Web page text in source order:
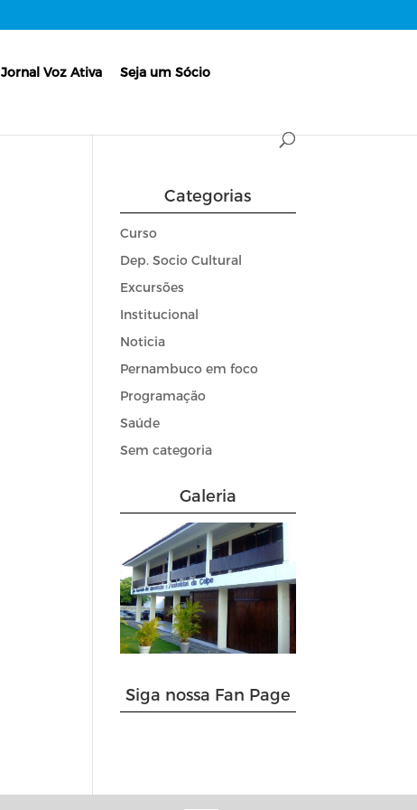
Jornal Voz Ativa Seja um Sócio
Categorias
Curso
Dep. Socio Cultural
Excursões
Institucional
Noticia
Pernambuco em foco
Programação
Saúde
Sem categoria
Galeria
Siga nossa Fan Page